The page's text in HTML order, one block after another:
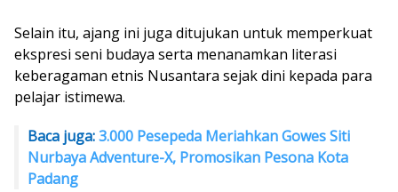
Selain itu, ajang ini juga ditujukan untuk memperkuat
ekspresi seni budaya serta menanamkan literasi
keberagaman etnis Nusantara sejak dini kepada para
pelajar istimewa.
Baca juga:3.000 Pesepeda Meriahkan Gowes Siti
Nurbaya Adventure-X, Promosikan Pesona Kota
Padang